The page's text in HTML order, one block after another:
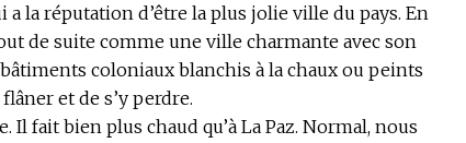
a la réputation d’être la plus jolie ville du pays. En
de suite comme une ville charmante avec son
coloniaux blanchis à la chaux ou peints
et de s’y perdre.
Il fait bien plus chaud qu’à La Paz. Normal, nous